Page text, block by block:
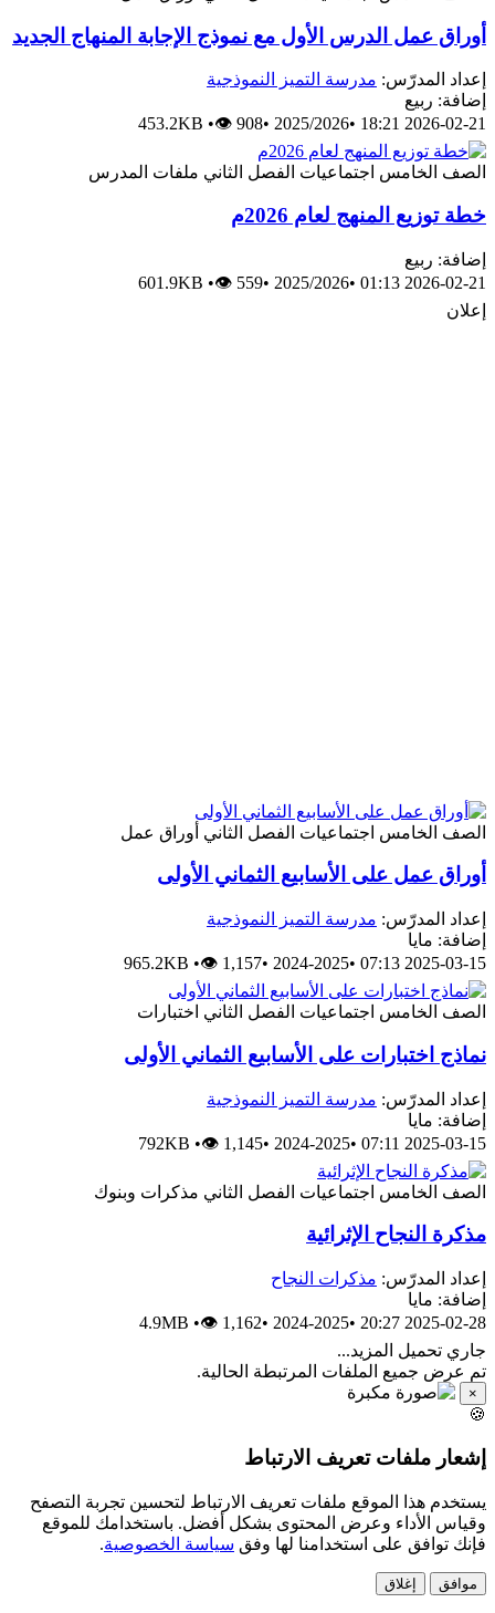
أوراق عمل الدرس الأول مع نموذج الإجابة المنهاج الجديد
إعداد المدرّس: مدرسة التميز النموذجية
إضافة: ربيع
2026-02-21 18:21
•
2025/2026
•
453.2KB •👁 908
الصف الخامس اجتماعيات الفصل الثاني ملفات المدرس
خطة توزيع المنهج لعام 2026م
إضافة: ربيع
2026-02-21 01:13
•
2025/2026
•
601.9KB •👁 559
إعلان
الصف الخامس اجتماعيات الفصل الثاني أوراق عمل
أوراق عمل على الأسابيع الثماني الأولى
إعداد المدرّس: مدرسة التميز النموذجية
إضافة: مايا
2025-03-15 07:13
•
2024-2025
•
965.2KB •👁 1,157
الصف الخامس اجتماعيات الفصل الثاني اختبارات
نماذج اختبارات على الأسابيع الثماني الأولى
إعداد المدرّس: مدرسة التميز النموذجية
إضافة: مايا
2025-03-15 07:11
•
2024-2025
•
792KB •👁 1,145
الصف الخامس اجتماعيات الفصل الثاني مذكرات وبنوك
مذكرة النجاح الإثرائية
إعداد المدرّس: مذكرات النجاح
إضافة: مايا
2025-02-28 20:27
•
2024-2025
•
4.9MB •👁 1,162
جاري تحميل المزيد...
تم عرض جميع الملفات المرتبطة الحالية.
×
🍪
إشعار ملفات تعريف الارتباط
يستخدم هذا الموقع ملفات تعريف الارتباط لتحسين تجربة التصفح
وقياس الأداء وعرض المحتوى بشكل أفضل. باستخدامك للموقع
فإنك توافق على استخدامنا لها وفق سياسة الخصوصية.
موافق إغلاق